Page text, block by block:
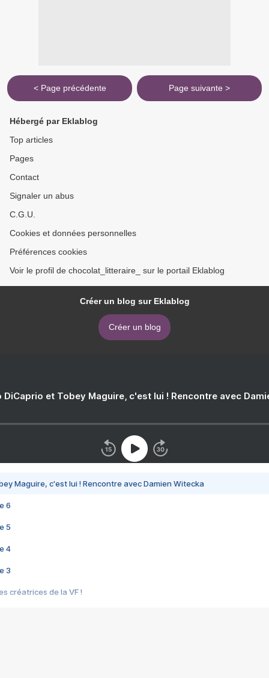
< Page précédente Page suivante >
Hébergé par Eklablog
Top articles
Pages
Contact
Signaler un abus
C.G.U.
Cookies et données personnelles
Préférences cookies
Voir le profil de chocolat_litteraire_ sur le portail Eklablog
Créer un blog sur Eklablog
Créer un blog
DiCaprio et Tobey Maguire, c'est lui ! Rencontre avec
Maguire, c'est lui ! Rencontre avec Damien Witecka
6
5
4
3
créatrices de la VF !